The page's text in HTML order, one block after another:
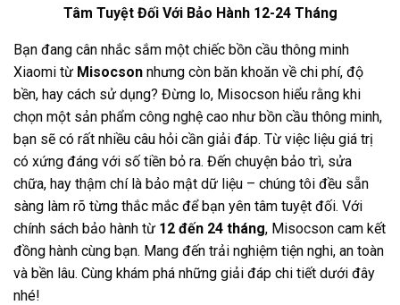
Tâm Tuyệt Đối Với Bảo Hành 12-24 Tháng
Bạn đang cân nhắc sắm một chiếc bồn cầu thông minh
Xiaomi từ Misocson nhưng còn băn khoăn về chi phí, độ
bền, hay cách sử dụng? Đừng lo, Misocson hiểu rằng khi
chọn một sản phẩm công nghệ cao như bồn cầu thông minh,
bạn sẽ có rất nhiều câu hỏi cần giải đáp. Từ việc liệu giá trị
có xứng đáng với số tiền bỏ ra. Đến chuyện bảo trì, sửa
chữa, hay thậm chí là bảo mật dữ liệu – chúng tôi đều sẵn
sàng làm rõ từng thắc mắc để bạn yên tâm tuyệt đối. Với
chính sách bảo hành từ 12 đến 24 tháng, Misocson cam kết
đồng hành cùng bạn. Mang đến trải nghiệm tiện nghi, an toàn
và bền lâu. Cùng khám phá những giải đáp chi tiết dưới đây
nhé!